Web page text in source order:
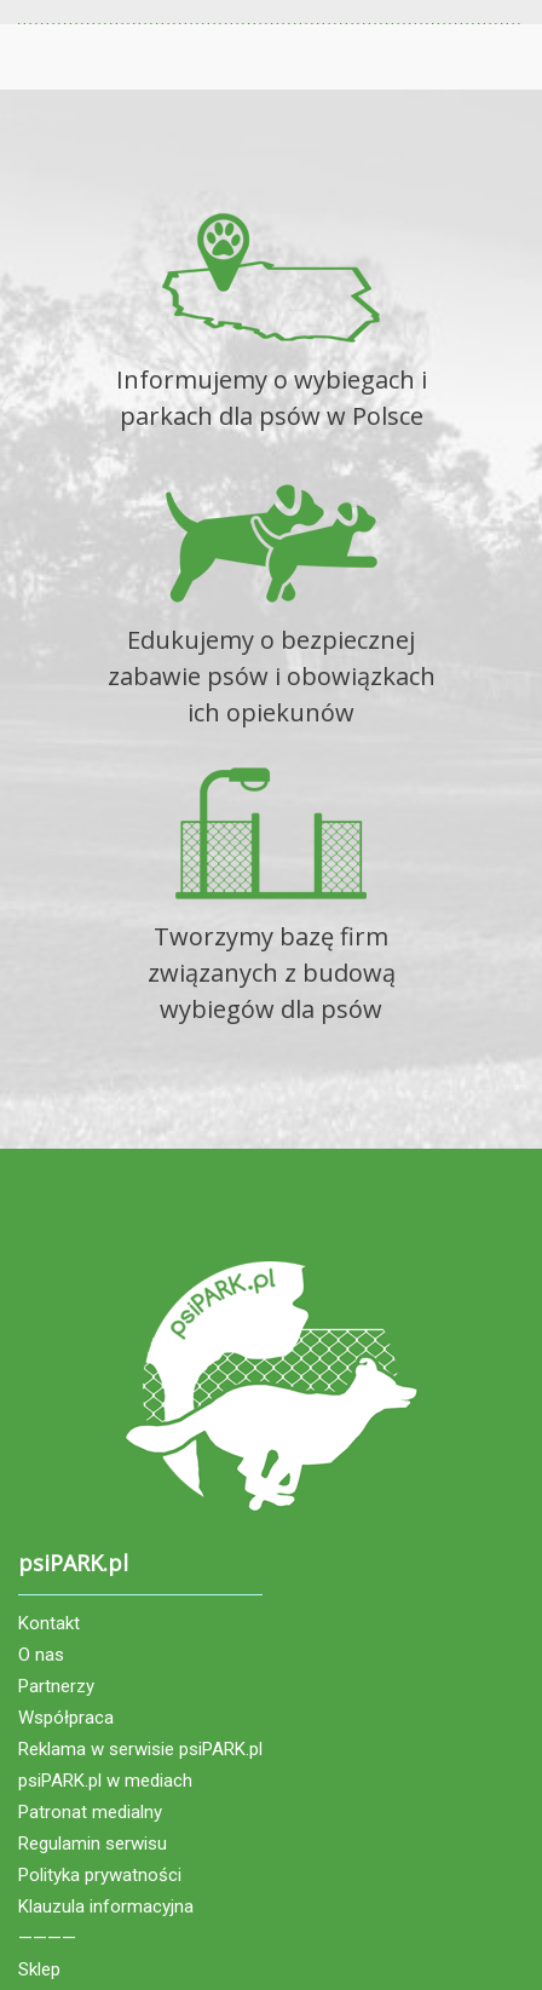
Informujemy o wybiegach i
parkach dla psów w Polsce
Edukujemy o bezpiecznej
zabawie psów i obowiązkach
ich opiekunów
Tworzymy bazę firm
związanych z budową
wybiegów dla psów
psiPARK.pl
Kontakt
O nas
Partnerzy
Współpraca
Reklama w serwisie psiPARK.pl
psiPARK.pl w mediach
Patronat medialny
Regulamin serwisu
Polityka prywatności
Klauzula informacyjna
————
Sklep